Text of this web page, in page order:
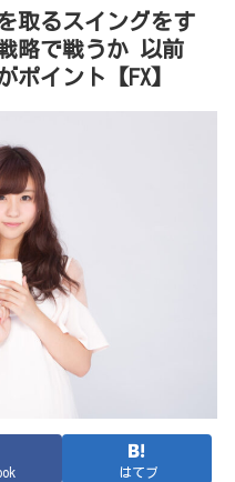
取るスイングをす
略で戦うか 以前
ポイント【FX】
はてブ